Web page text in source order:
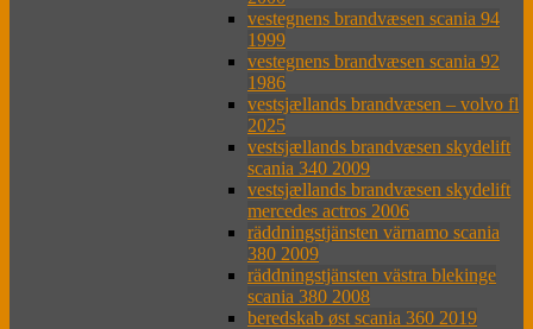
vestegnens brandvæsen scania 94
1999
vestegnens brandvæsen scania 92
1986
vestsjællands brandvæsen – volvo fl
2025
vestsjællands brandvæsen skydelift
scania 340 2009
vestsjællands brandvæsen skydelift
mercedes actros 2006
räddningstjänsten värnamo scania
380 2009
räddningstjänsten västra blekinge
scania 380 2008
beredskab øst scania 360 2019